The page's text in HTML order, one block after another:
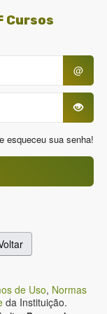
Cursos
@
esqueceu sua senha!
de Uso, Normas
da Instituição.